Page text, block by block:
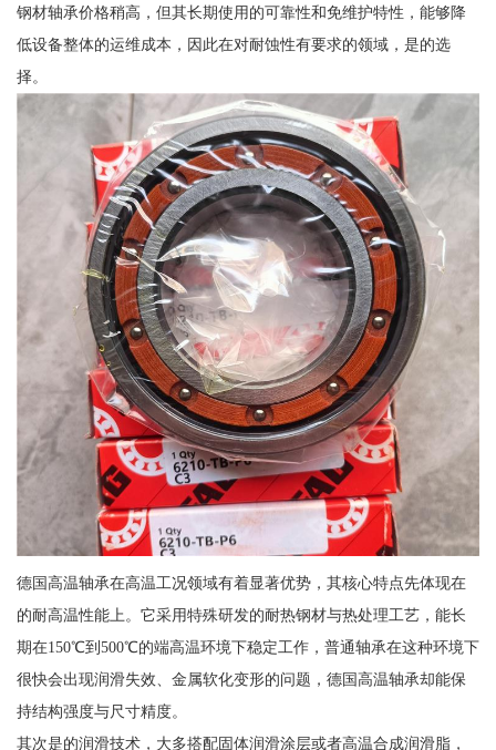
钢材轴承价格稍高，但其长期使用的可靠性和免维护特性，能够降
低设备整体的运维成本，因此在对耐蚀性有要求的领域，是的选
择。
德国高温轴承在高温工况领域有着显著优势，其核心特点先体现在
的耐高温性能上。它采用特殊研发的耐热钢材与热处理工艺，能长
期在150℃到500℃的端高温环境下稳定工作，普通轴承在这种环境下
很快会出现润滑失效、金属软化变形的问题，德国高温轴承却能保
持结构强度与尺寸精度。
其次是的润滑技术，大多搭配固体润滑涂层或者高温合成润滑脂，